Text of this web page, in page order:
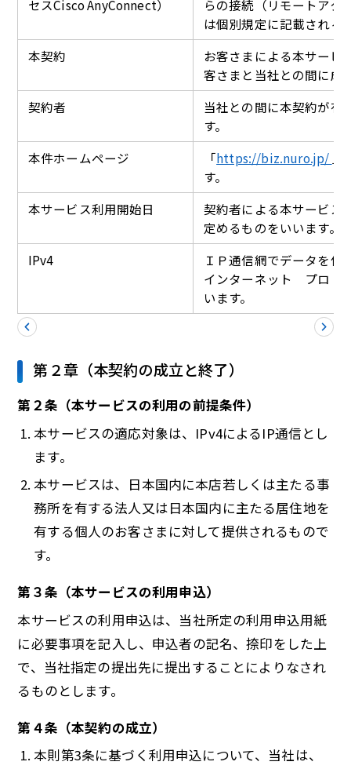
セスCisco AnyConnect）
らの接続（リモートアク
は個別規定に記載される
本契約
お客さまによる本サービ
客さまと当社との間に成
契約者
当社との間に本契約が有
す。
本件ホームページ
「https://biz.nuro.jp/
す。
本サービス利用開始日
契約者による本サービス
定めるものをいいます。
IPv4
ＩＰ通信網でデータを伝
インターネット プロト
います。
第２章（本契約の成立と終了）
第２条（本サービスの利用の前提条件）
本サービスの適応対象は、IPv4によるIP通信とし
ます。
本サービスは、日本国内に本店若しくは主たる事
務所を有する法人又は日本国内に主たる居住地を
有する個人のお客さまに対して提供されるもので
す。
第３条（本サービスの利用申込）
本サービスの利用申込は、当社所定の利用申込用紙
に必要事項を記入し、申込者の記名、捺印をした上
で、当社指定の提出先に提出することによりなされ
るものとします。
第４条（本契約の成立）
本則第3条に基づく利用申込について、当社は、